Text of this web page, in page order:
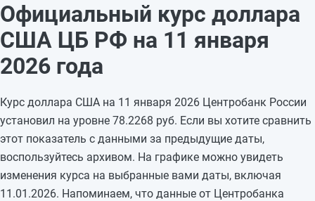
08.01.2026
78,2268
—
07.01.2026
78,2268
—
06.01.2026
05.01.2026
78,2268
30.12.2025
77,4467
-0,2457
Официальный курс доллара
США ЦБ РФ на 11 января
2026 года
Курс доллара США на 11 января 2026 Центробанк России
установил на уровне 78.2268 руб. Если вы хотите сравнить
этот показатель с данными за предыдущие даты,
воспользуйтесь архивом. На графике можно увидеть
изменения курса на выбранные вами даты, включая
11.01.2026. Напоминаем, что данные от Центробанка